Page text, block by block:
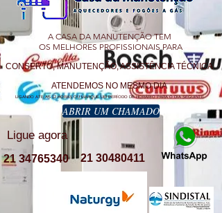
A CASA DA MANUTENÇÃO TEM
OS MELHORES PROFISSIONAIS PARA
CONSERTO, MANUTENÇÃO, ASSISTÊNCIA TÉCNICA
ATENDEMOS NO MESMO DIA
LIGANDO ATE AS 12 HORAS OU MARQUE UM PERÍODO DE HORÁRIO PARA O DIA SEGUINTE
ABRIR UM CHAMADO
Ligue agora
21 30480411
21 34765340